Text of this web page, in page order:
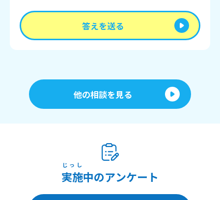
答えを送る
他の相談を見る
実施
じっし
中のアンケート